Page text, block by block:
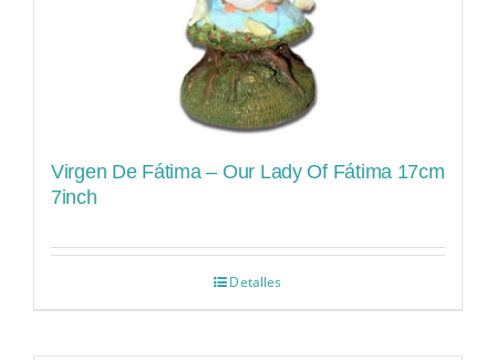
Virgen De Fátima – Our Lady Of Fátima 17cm
7inch
Detalles